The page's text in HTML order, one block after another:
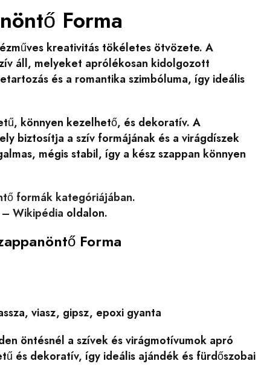
Forma
kreativitás tökéletes ötvözete. A
áll, melyeket aprólékosan kidolgozott
és a romantika szimbóluma, így ideális
könnyen kezelhető, és dekoratív. A
biztosítja a szív formájának és a virágdíszek
mégis stabil, így a kész szappan könnyen
formák kategóriájában.
– Wikipédia oldalon.
Forma
viasz, gipsz, epoxi gyanta
öntésnél a szívek és virágmotívumok apró
és dekoratív, így ideális ajándék és fürdőszobai